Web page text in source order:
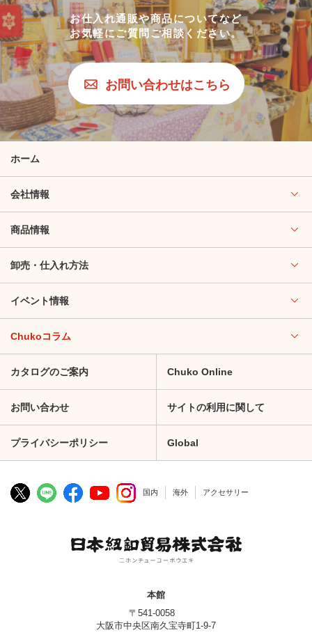
お仕入れ通販や商品についてなど
お気軽にご質問ご相談ください。
お問い合わせはこちら
ホーム
会社情報
商品情報
卸売・仕入れ方法
イベント情報
Chukoコラム
カタログのご案内 Chuko Online
お問い合わせ サイトの利用に関して
プライバシーポリシー Global
国内 海外 アクセサリー
本館
〒541-0058
大阪市中央区南久宝寺町1-9-7